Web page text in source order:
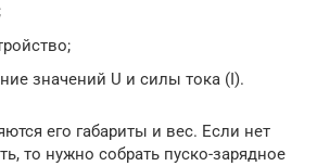
значений U и силы тока (I).
его габариты и вес. Если нет
то нужно собрать пуско-зарядное